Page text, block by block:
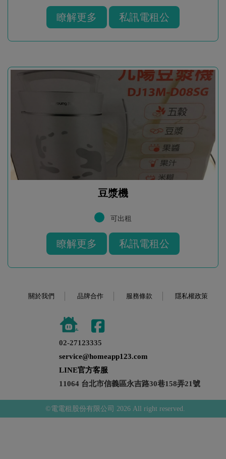
瞭解更多 私訊電租公
豆漿機
可出租
瞭解更多 私訊電租公
關於我們 品牌合作 服務條款 隱私權政策
02-27123335
service@homeapp123.com
LINE官方客服
11064 台北市信義區永吉路30巷158弄21號
©電電租股份有限公司 2026 All right reserved.